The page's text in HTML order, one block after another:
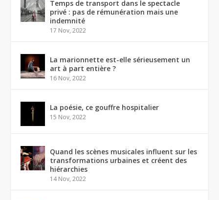
Temps de transport dans le spectacle
privé : pas de rémunération mais une
indemnité
17 Nov, 2022
La marionnette est-elle sérieusement un
art à part entière ?
16 Nov, 2022
La poésie, ce gouffre hospitalier
15 Nov, 2022
Quand les scènes musicales influent sur les
transformations urbaines et créent des
hiérarchies
14 Nov, 2022